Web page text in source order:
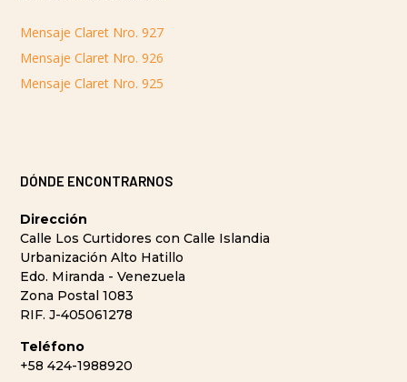
Mensaje Claret Nro. 927
Mensaje Claret Nro. 926
Mensaje Claret Nro. 925
DÓNDE ENCONTRARNOS
Dirección
Calle Los Curtidores con Calle Islandia
Urbanización Alto Hatillo
Edo. Miranda - Venezuela
Zona Postal 1083
RIF. J-405061278
Teléfono
+58 424-1988920